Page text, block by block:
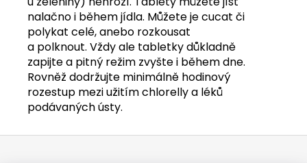
nalačno i během jídla. Můžete je cucat či
polykat celé, anebo rozkousat
a polknout. Vždy ale tabletky důkladně
zapijte a pitný režim zvyšte i během dne.
Rovněž dodržujte minimálně hodinový
rozestup mezi užitím chlorelly a léků
podávaných ústy.